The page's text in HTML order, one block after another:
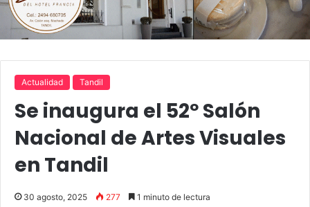
Actualidad Tandil
Se inaugura el 52º Salón
Nacional de Artes Visuales
en Tandil
30 agosto, 2025 277 1 minuto de lectura